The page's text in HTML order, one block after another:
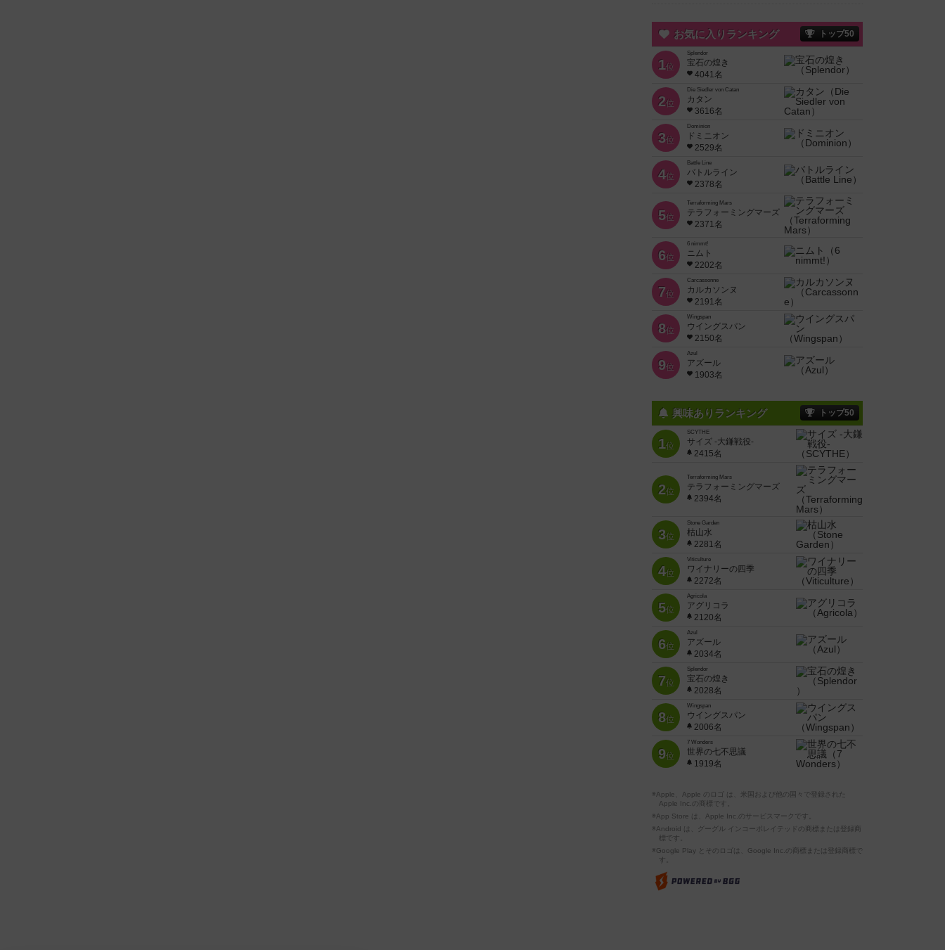
お気に入りランキング トップ50
1位
Splendor
宝石の煌き
4041名
2位
Die Siedler von Catan
カタン
3616名
3位
Dominion
ドミニオン
2529名
4位
Battle Line
バトルライン
2378名
5位
Terraforming Mars
テラフォーミングマーズ
2371名
6位
6 nimmt!
ニムト
2202名
7位
Carcassonne
カルカソンヌ
2191名
8位
Wingspan
ウイングスパン
2150名
9位
Azul
アズール
1903名
興味ありランキング トップ50
1位
SCYTHE
サイズ -大鎌戦役-
2415名
2位
Terraforming Mars
テラフォーミングマーズ
2394名
3位
Stone Garden
枯山水
2281名
4位
Viticulture
ワイナリーの四季
2272名
5位
Agricola
アグリコラ
2120名
6位
Azul
アズール
2034名
7位
Splendor
宝石の煌き
2028名
8位
Wingspan
ウイングスパン
2006名
9位
7 Wonders
世界の七不思議
1919名
※Apple、Apple のロゴ は、米国および他の国々で登録された
Apple Inc.の商標です。
※App Store は、Apple Inc.のサービスマークです。
※Android は、グーグル インコーポレイテッドの商標または登録商
標です。
※Google Play とそのロゴは、Google Inc.の商標または登録商標で
す。